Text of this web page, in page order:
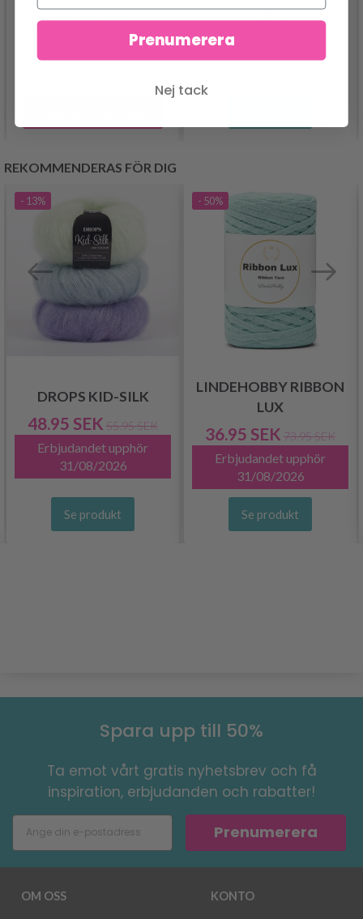
34.95 SEK
GRÅ
Pris från
REKOMMENDERAS FÖR DIG
- 13%
DROPS KID-SILK
48.95 SEK 55.95 SEK
Erbjudandet upphör
31/08/2026
Se produkt
- 50%
LINDEHOBBY RIBBON
LUX
36.95 SEK 73.95 SEK
Erbjudandet upphör
31/08/2026
Se produkt
Spara upp till 50%
Ta emot vårt gratis nyhetsbrev och få
inspiration, erbjudanden och rabatter!
Prenumerera
OM OSS KONTO
Prenumerera
Nej tack